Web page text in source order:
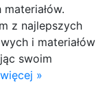
z najlepszych
i materiałów
swoim
»